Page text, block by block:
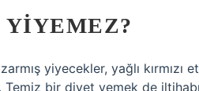
YIYEMEZ?
yiyecekler, yağlı
Temiz bir diyet yemek de